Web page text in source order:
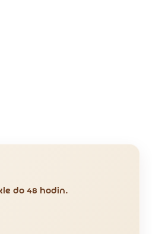
do 48 hodin.